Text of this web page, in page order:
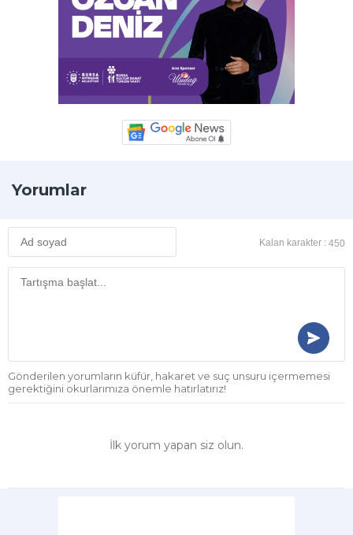
Yorumlar
Kalan karakter : 450
Gönderilen yorumların küfür, hakaret ve suç unsuru içermemesi
gerektiğini okurlarımıza önemle hatırlatırız!
İlk yorum yapan siz olun.